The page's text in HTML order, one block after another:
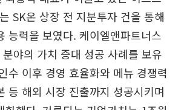
SK온 상장 전 지분투자 건을 통해
능력을 보였다. 케이엘앤파트너스
야의 가치 증대 성공 사례를 보유
수 이후 경영 효율화와 메뉴 경쟁력
등 해외 시장 진출까지 성공시키며